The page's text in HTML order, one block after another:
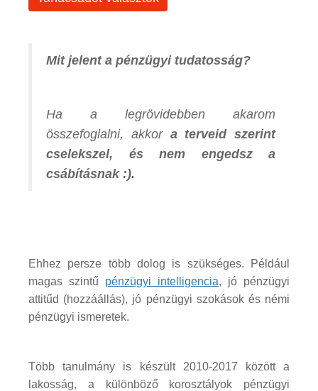
Mit jelent a pénzügyi tudatosság?
Ha a legrövidebben akarom
összefoglalni, akkor a terveid szerint
cselekszel, és nem engedsz a
csábításnak :).
Ehhez persze több dolog is szükséges. Például
magas szintű pénzügyi intelligencia, jó pénzügyi
attitűd (hozzáállás), jó pénzügyi szokások és némi
pénzügyi ismeretek.
Több tanulmány is készült 2010-2017 között a
lakosság, a különböző korosztályok pénzügyi